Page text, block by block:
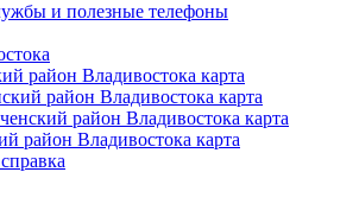
сайт
и полезные телефоны
район Владивостока карта
район Владивостока карта
район Владивостока карта
район Владивостока карта